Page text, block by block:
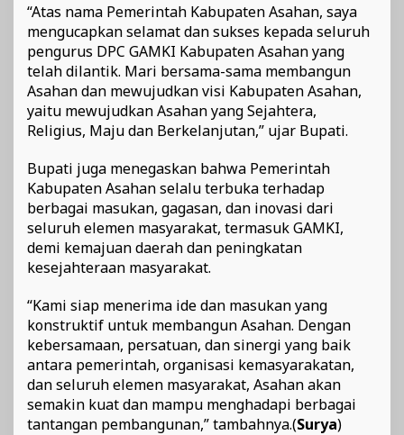
“Atas nama Pemerintah Kabupaten Asahan, saya
mengucapkan selamat dan sukses kepada seluruh
pengurus DPC GAMKI Kabupaten Asahan yang
telah dilantik. Mari bersama-sama membangun
Asahan dan mewujudkan visi Kabupaten Asahan,
yaitu mewujudkan Asahan yang Sejahtera,
Religius, Maju dan Berkelanjutan,” ujar Bupati.
Bupati juga menegaskan bahwa Pemerintah
Kabupaten Asahan selalu terbuka terhadap
berbagai masukan, gagasan, dan inovasi dari
seluruh elemen masyarakat, termasuk GAMKI,
demi kemajuan daerah dan peningkatan
kesejahteraan masyarakat.
“Kami siap menerima ide dan masukan yang
konstruktif untuk membangun Asahan. Dengan
kebersamaan, persatuan, dan sinergi yang baik
antara pemerintah, organisasi kemasyarakatan,
dan seluruh elemen masyarakat, Asahan akan
semakin kuat dan mampu menghadapi berbagai
tantangan pembangunan,” tambahnya.(Surya)